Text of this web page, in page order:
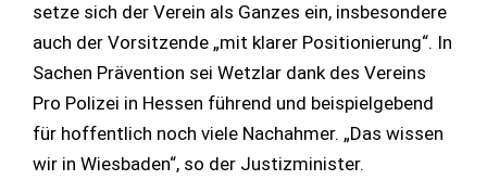
setze sich der Verein als Ganzes ein, insbesondere
auch der Vorsitzende „mit klarer Positionierung“. In
Sachen Prävention sei Wetzlar dank des Vereins
Pro Polizei in Hessen führend und beispielgebend
für hoffentlich noch viele Nachahmer. „Das wissen
wir in Wiesbaden“, so der Justizminister.